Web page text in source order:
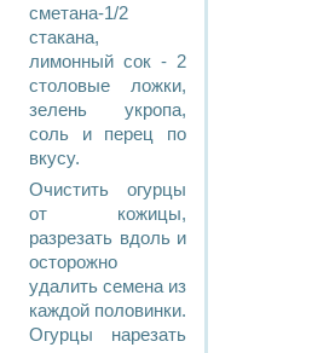
сметана-1/2
стакана,
лимонный сок - 2
столовые ложки,
зелень укропа,
соль и перец по
вкусу.
Очистить огурцы
от кожицы,
разрезать вдоль и
осторожно
удалить семена из
каждой половинки.
Огурцы нарезать